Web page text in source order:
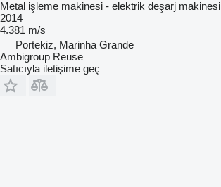
Metal işleme makinesi - elektrik deşarj makinesi
2014
4.381 m/s
Portekiz, Marinha Grande
Ambigroup Reuse
Satıcıyla iletişime geç